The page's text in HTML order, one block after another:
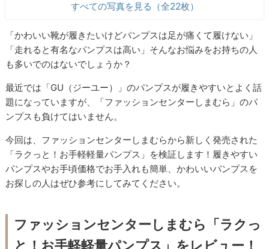
すべての写真を見る（全22枚）
「かわいい靴が履きたいけどパンプスは足が痛くて履けない」
「走れると有名なパンプスは高い」そんなお悩みをお持ちの人
も多いでのはないでしょうか？
最近では「GU（ジーユー）」のパンプスが履きやすいとよく話
題になっていますが、「ファッションセンターしまむら」のパ
ンプスも負けてはいません。
今回は、ファッションセンターしまむらから新しく発売された
「ラクっと！お手軽軽量パンプス」を検証します！履きやすい
パンプスやお手頃価格でお手入れも簡単、かわいいパンプスを
お探しの人はぜひ参考にしてみてください。
ファッションセンターしまむら「ラクっ
と！お手軽軽量パンプス」をレビュー！